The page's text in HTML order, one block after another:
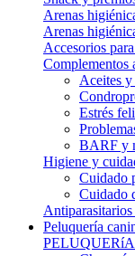
Arenas
Arenas
Accesorios
Complementos
Aceites
Estrés
BARF y
Higiene y
Cuidado
Cuidado
Peluquería